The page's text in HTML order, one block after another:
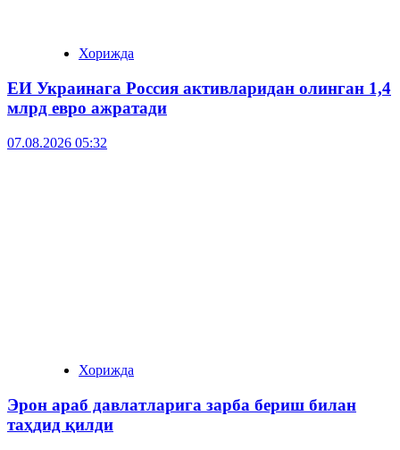
Хорижда
ЕИ Украинага Россия активларидан олинган 1,4
млрд евро ажратади
07.08.2026 05:32
Хорижда
Эрон араб давлатларига зарба бериш билан
таҳдид қилди